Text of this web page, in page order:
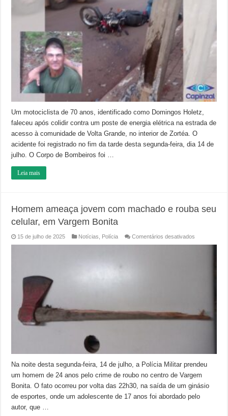
Um motociclista de 70 anos, identificado como Domingos Holetz,
faleceu após colidir contra um poste de energia elétrica na estrada de
acesso à comunidade de Volta Grande, no interior de Zortéa. O
acidente foi registrado no fim da tarde desta segunda-feira, dia 14 de
julho. O Corpo de Bombeiros foi …
Leia mais
Homem ameaça jovem com machado e rouba seu
celular, em Vargem Bonita
15 de julho de 2025 Notícias Polícia Comentários desativados
Bonita
Na noite desta segunda-feira, 14 de julho, a Polícia Militar prendeu
um homem de 24 anos pelo crime de roubo no centro de Vargem
Bonita. O fato ocorreu por volta das 22h30, na saída de um ginásio
de esportes, onde um adolescente de 17 anos foi abordado pelo
autor, que …